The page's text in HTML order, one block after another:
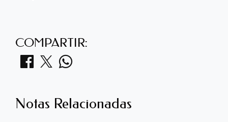
COMPARTIR:
Notas Relacionadas